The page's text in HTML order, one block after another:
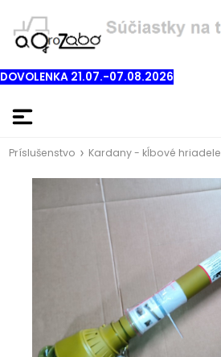
DOVOLENKA 21.07.-07.08.2026
Príslušenstvo Kardany - kĺbové hriadele